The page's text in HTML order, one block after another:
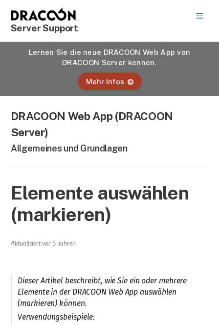
Server Support
Lernen Sie die neue DRACOON Web App von
DRACOON Server kennen.
Mehr Infos
DRACOON Web App (DRACOON
Server)
Allgemeines und Grundlagen
Elemente auswählen
(markieren)
Aktualisiertvor 5 Jahren
Dieser Artikel beschreibt, wie Sie ein oder mehrere
Elemente in der DRACOON Web App auswählen
(markieren) können.
Verwendungsbeispiele: